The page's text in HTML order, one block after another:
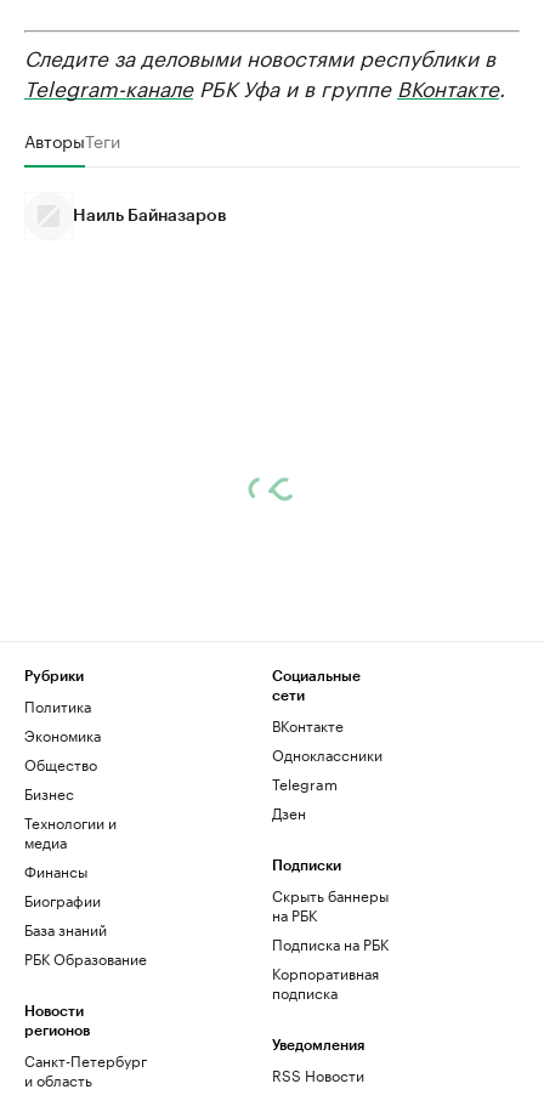
Следите за деловыми новостями республики в
Telegram-каналеРБК Уфа и в группе ВКонтакте.
АвторыТеги
Наиль Байназаров
Рубрики
Политика
Экономика
Общество
Бизнес
Технологии и
медиа
Финансы
Биографии
База знаний
РБК Образование
Новости
регионов
Санкт-Петербург
и область
Социальные
сети
ВКонтакте
Одноклассники
Telegram
Дзен
Подписки
Скрыть баннеры
на РБК
Подписка на РБК
Корпоративная
подписка
Уведомления
RSS Новости